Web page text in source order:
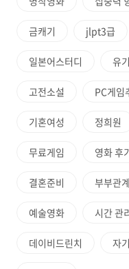
금캐기 jlpt3급
일본어스터디 유
고전소설 PC게임
기혼여성 정희원
무료게임 영화 후
결혼준비 부부관계
예술영화 시간 관
데이비드린치 자